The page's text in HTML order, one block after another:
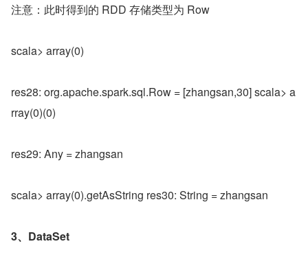
注意：此时得到的 RDD 存储类型为 Row
scala> array(0)
res28: org.apache.spark.sql.Row = [zhangsan,30] scala> a
rray(0)(0)
res29: Any = zhangsan
scala> array(0).getAsString res30: String = zhangsan
3、DataSet